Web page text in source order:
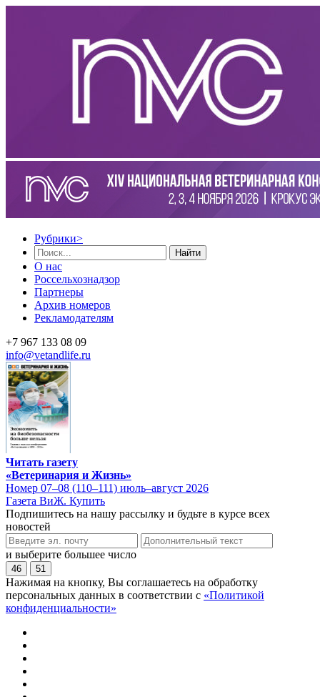
Рубрики>
Найти
О нас
Россельхознадзор
Партнеры
Архив номеров
Рекламодателям
+7 967 133 08 09
info@vetandlife.ru
Читать газету
«Ветеринария и Жизнь»
Номер 07–08 (110–111) июль–август 2026
Газета ВиЖ. Купить
Подпишитесь на нашу рассылку и будьте в курсе всех
новостей
и выберите большее число
46 51
Нажимая на кнопку, Вы соглашаетесь на обработку
персональных данных в соответствии с «Политикой
конфиденциальности»